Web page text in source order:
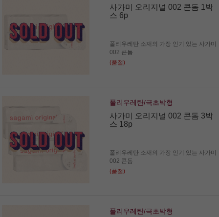
사가미 오리지널 002 콘돔 1박
스 6p
폴리우레탄 소재의 가장 인기 있는 사가미
002 콘돔
(품절)
폴리우레탄/극초박형
사가미 오리지널 002 콘돔 3박
스 18p
폴리우레탄 소재의 가장 인기 있는 사가미
002 콘돔
(품절)
폴리우레탄/극초박형